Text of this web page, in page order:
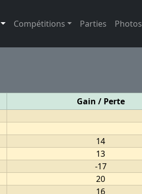
(page active)
Compétitions Parties Photos
Gain / Perte
14
13
-17
20
16